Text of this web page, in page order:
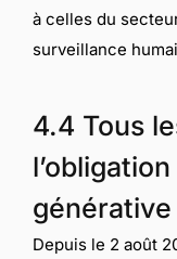
à celles du
surveillance
4.4 Tous
générative
Depuis le 2 août